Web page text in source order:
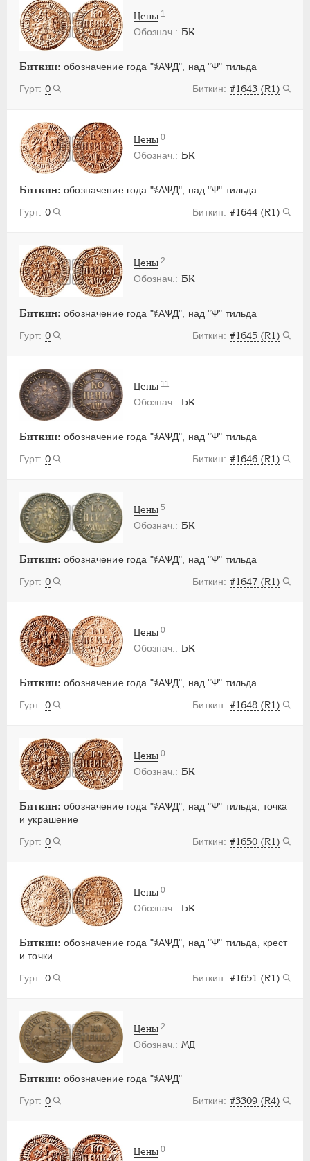
БК
Биткин: обозначение года "҂АѰД", над "Ѱ" тильда
0
#1643 (R1)
Цены 1
БК
Биткин: обозначение года "҂АѰД", над "Ѱ" тильда
0
#1644 (R1)
Цены 0
БК
Биткин: обозначение года "҂АѰД", над "Ѱ" тильда
0
#1645 (R1)
Цены 2
БК
Биткин: обозначение года "҂АѰД", над "Ѱ" тильда
0
#1646 (R1)
Цены 11
БК
Биткин: обозначение года "҂АѰД", над "Ѱ" тильда
0
#1647 (R1)
Цены 5
БК
Биткин: обозначение года "҂АѰД", над "Ѱ" тильда
0
#1648 (R1)
Цены 0
БК
Биткин: обозначение года "҂АѰД", над "Ѱ" тильда, точка
и украшение
0
#1650 (R1)
Цены 0
БК
Биткин: обозначение года "҂АѰД", над "Ѱ" тильда, крест
и точки
0
#1651 (R1)
Цены 0
МД
Биткин: обозначение года "҂АѰД"
0
#3309 (R4)
Цены 2
Цены 0